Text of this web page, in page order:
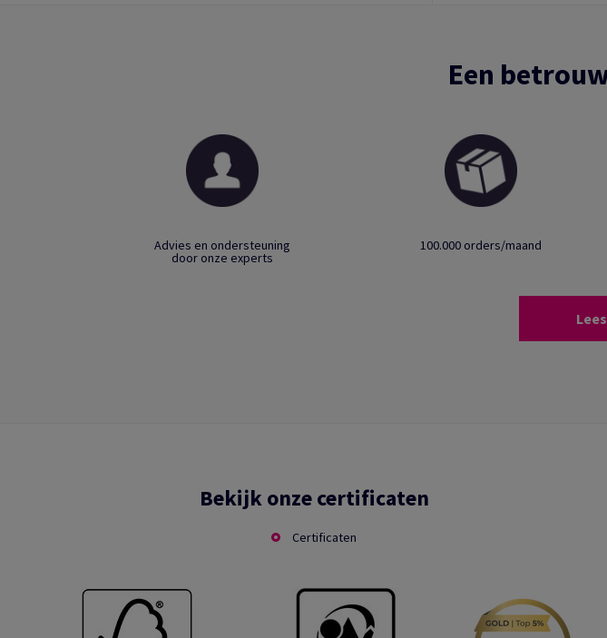
Een
Advies en ondersteuning
door onze experts
100.000 orders/maand
Bekijk onze certificaten
Certificaten